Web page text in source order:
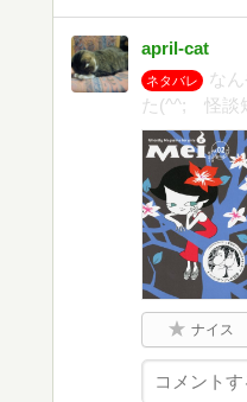
april-cat
ネタバレ
な
た(^^; 怪談
ナイス